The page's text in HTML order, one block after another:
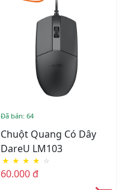
Đã bán: 64
Chuột Quang Có Dây
DareU LM103
★ ★ ★ ★ ☆
60.000 đ